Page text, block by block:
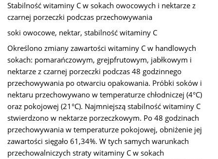
Stabilność witaminy C w sokach owocowych i nektarze z
czarnej porzeczki podczas przechowywania
soki owocowe, nektar, stabilność witaminy C
Określono zmiany zawartości witaminy C w handlowych
sokach: pomarańczowym, grejpfrutowym, jabłkowym i
nektarze z czarnej porzeczki podczas 48 godzinnego
przechowywania po otwarciu opakowania. Próbki soków i
nektaru przechowywano w temperaturze chłodniczej (4°C)
oraz pokojowej (21°C). Najmniejszą stabilność witaminy C
stwierdzono w nektarze porzeczkowym. Po 48 godzinach
przechowywania w temperaturze pokojowej, obniżenie jej
zawartości sięgało 61,34%. W tych samych warunkach
przechowalniczych straty witaminy C w sokach